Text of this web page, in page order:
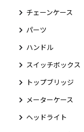
チェーンケース
パーツ
ハンドル
スイッチボックス
トップブリッジ
メーターケース
ヘッドライト